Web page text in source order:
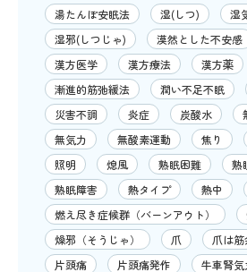
湯たんぽ安眠法
湿(しつ) 湿
湿邪(しつじゃ)
漠然とした不安感
漢方医学
漢方療法
漢方薬
漸進的筋弛緩法
潤い不足不眠
災害不調
炎症 炭酸水
無気力
無酸素運動 焦り
照明
熄風 熟眠困難
熟
熟眠障害
熱タイプ 熱中
燃え尽き症候群（バーンアウト）
燥邪（そうじゃ）
爪 爪は筋
片頭痛
片頭痛発作 牛車腎気